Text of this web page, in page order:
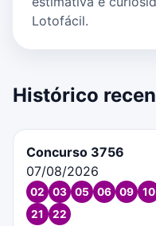
Lotofácil.
Histórico
Concurso 3756
07/08/2026
02 03 05 06 09 10
21
22